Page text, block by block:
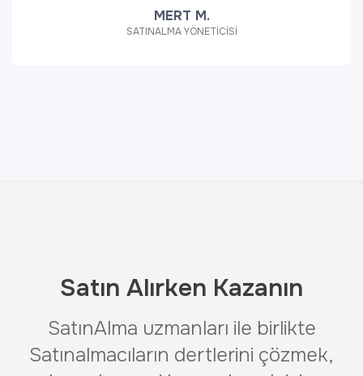
MERT M.
SATINALMA YÖNETİCİSİ
Satın Alırken Kazanın
SatınAlma uzmanları ile birlikte
Satınalmacıların dertlerini çözmek,